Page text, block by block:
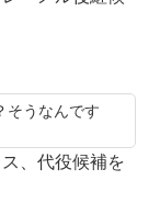
そうなんです
、代役候補を